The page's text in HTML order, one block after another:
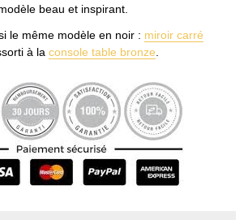
beau et inspirant.
le même modèle en noir : miroir carré
à la console table bronze